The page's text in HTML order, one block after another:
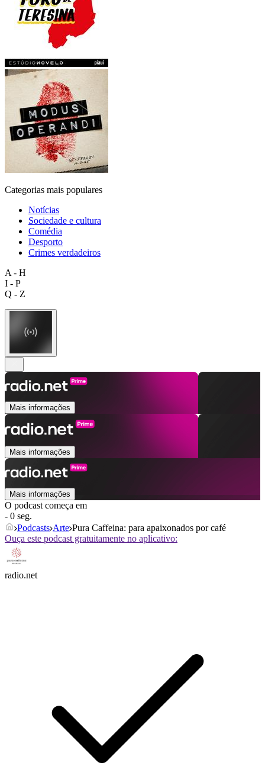
Categorias mais populares
Notícias
Sociedade e cultura
Comédia
Desporto
Crimes verdadeiros
A - H
I - P
Q - Z
Mais informações
Mais informações
Mais informações
O podcast começa em
- 0 seg.
Podcasts Arte Pura Caffeina: para apaixonados por café
Ouça este podcast gratuitamente no aplicativo:
radio.net